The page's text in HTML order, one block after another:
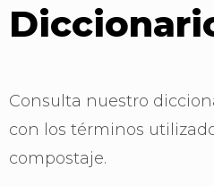
Consulta nuestro
con los términos
compostaje.
Primer
Concurso
Belenes.
IES OJOS